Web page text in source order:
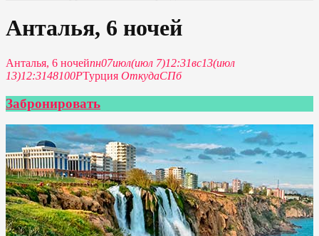
Анталья, 6 ночей
Анталья, 6 ночейпн07июл(июл 7)12:31вс13(июл
13)12:3148100PТурция ОткудаСПб
Забронировать